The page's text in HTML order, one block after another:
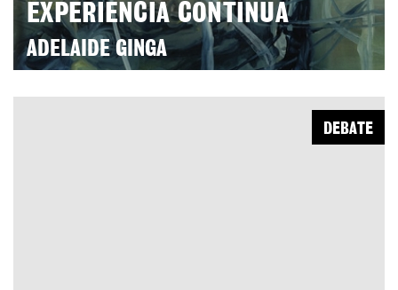
EXPERIÊNCIA CONTÍNUA
ADELAIDE GINGA
DEBATE